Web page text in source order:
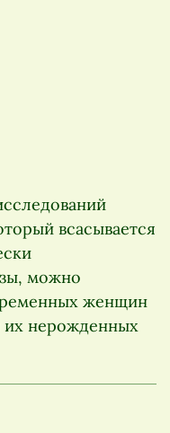
всасывается
можно
женщин
их нерожденных